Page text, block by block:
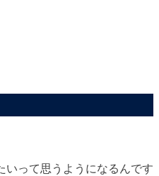
いって思うようになるんです